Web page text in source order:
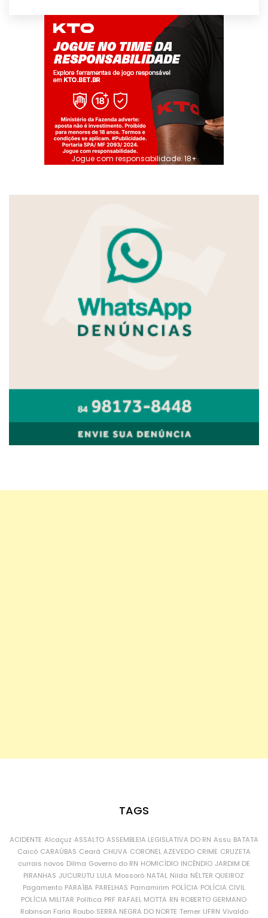
Jogue com responsabilidade. 18+
TAGS
ACIDENTE Alcaçuz ASSALTO ASSEMBLEIA LEGISLATIVA DO RN Assu BATATA
Caicó CARAÚBAS Ceará CHUVA CORONEL AZEVEDO CRIME CRUZETA
currais novos Dilma Governo do RN HOMICÍDIO INCÊNDIO JARDIM DE
PIRANHAS JUCURUTU LULA Mossoró NATAL Nilda NÉLTER QUEIROZ
Pagamento PARAÍBA PARELHAS Parnamirim POLÍCIA POLÍCIA CIVIL
POLÍCIA MILITAR Política PRF RAFAEL MOTTA RN ROBERTO GERMANO
Robinson Faria Roubo SERRA NEGRA DO NORTE Temer UFRN Vivaldo